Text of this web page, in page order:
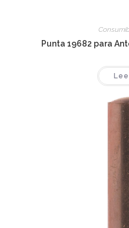
Punta 19682 para